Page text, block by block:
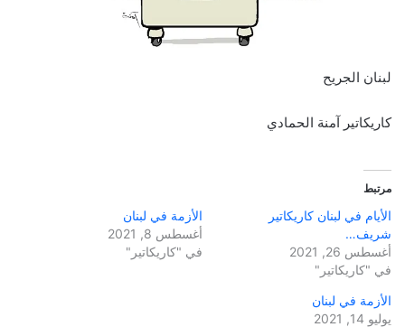
لبنان الجريح
كاريكاتير آمنة الحمادي
مرتبط
الأيام في لبنان كاريكاتير
شريف…
أغسطس 26, 2021
في "كاريكاتير"
الأزمة في لبنان
أغسطس 8, 2021
في "كاريكاتير"
الأزمة في لبنان
يوليو 14, 2021